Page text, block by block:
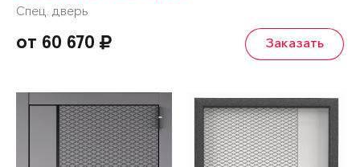
Спец. дверь
от 60 670 Заказать